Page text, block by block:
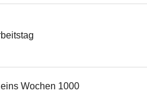
Wochen 1000